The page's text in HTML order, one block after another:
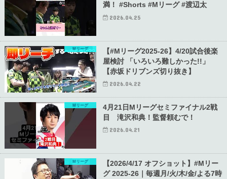
満！ #Shorts #Mリーグ #渡辺太
2026.04.25
Mリーグ
【#Mリーグ2025-26】4/20試合後楽
屋検討 「いろいろ難しかった!!」
【赤坂ドリブンズ切り抜き】
2026.04.22
Mリーグ
4月21日Mリーグセミファイナル2戦
目 滝沢和典！監督頼むで！
2026.04.21
Mリーグ
【2026/4/17 オフショット】#Mリー
グ 2025-26｜毎週月/火/木/金/よる7時